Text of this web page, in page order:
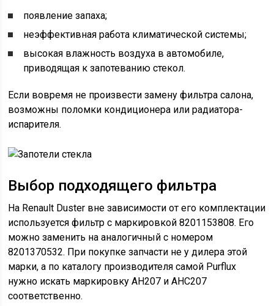
появление запаха;
неэффективная работа климатической системы;
высокая влажность воздуха в автомобиле,
приводящая к запотеванию стекол.
Если вовремя не произвести замену фильтра салона,
возможны поломки кондиционера или радиатора-
испарителя.
Выбор подходящего фильтра
На Renault Duster вне зависимости от его комплектации
используется фильтр с маркировкой 8201153808. Его
можно заменить на аналогичный с номером
8201370532. При покупке запчасти не у дилера этой
марки, а по каталогу производителя самой Purflux
нужно искать маркировку AH207 и AHC207
соответственно.